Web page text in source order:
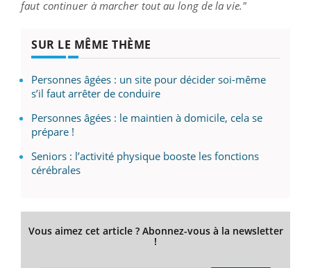
faut continuer à marcher tout au long de la vie."
SUR LE MÊME THÈME
Personnes âgées : un site pour décider soi-même
s’il faut arrêter de conduire
Personnes âgées : le maintien à domicile, cela se
prépare !
Seniors : l’activité physique booste les fonctions
cérébrales
Vous aimez cet article ? Abonnez-vous à la newsletter
!